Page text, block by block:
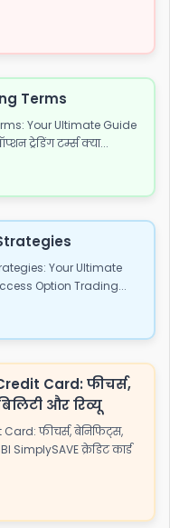
Terms
Your Ultimate Guide
ट्रेडिंग टर्म्स क्या...
Your Ultimate
Option Trading...
Card: फीचर्स,
और रिव्यू
Card: फीचर्स, बेनिफिट्स,
SimplySAVE क्रेडिट कार्ड